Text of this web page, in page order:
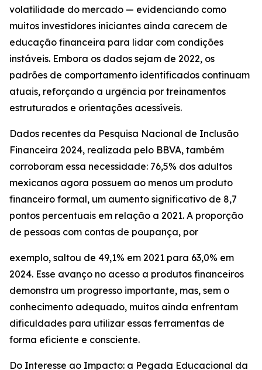
volatilidade do mercado — evidenciando como
muitos investidores iniciantes ainda carecem de
educação financeira para lidar com condições
instáveis. Embora os dados sejam de 2022, os
padrões de comportamento identificados continuam
atuais, reforçando a urgência por treinamentos
estruturados e orientações acessíveis.
Dados recentes da Pesquisa Nacional de Inclusão
Financeira 2024, realizada pelo BBVA, também
corroboram essa necessidade: 76,5% dos adultos
mexicanos agora possuem ao menos um produto
financeiro formal, um aumento significativo de 8,7
pontos percentuais em relação a 2021. A proporção
de pessoas com contas de poupança, por
exemplo, saltou de 49,1% em 2021 para 63,0% em
2024. Esse avanço no acesso a produtos financeiros
demonstra um progresso importante, mas, sem o
conhecimento adequado, muitos ainda enfrentam
dificuldades para utilizar essas ferramentas de
forma eficiente e consciente.
Do Interesse ao Impacto: a Pegada Educacional da